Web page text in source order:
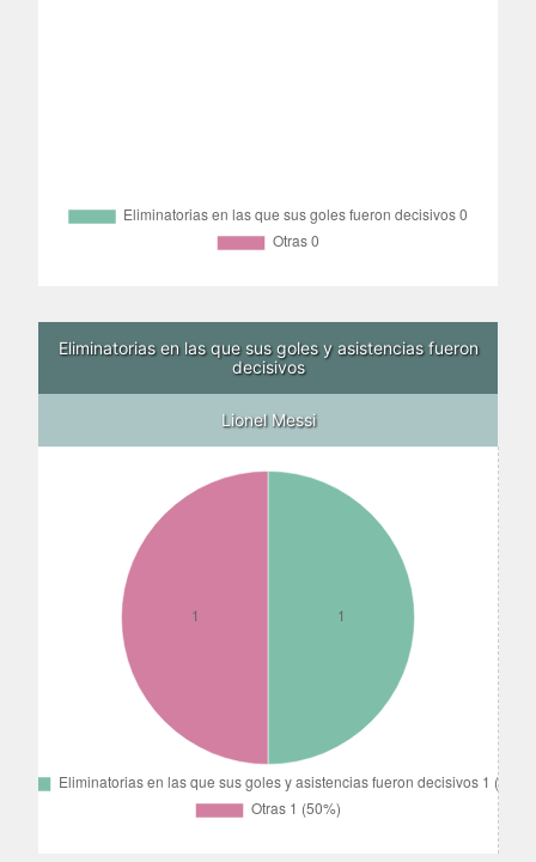
Eliminatorias en las que sus goles y asistencias fueron
decisivos
Lionel Messi